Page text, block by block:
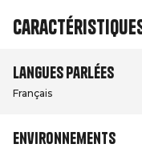
Langues parlées
Français
Environnements